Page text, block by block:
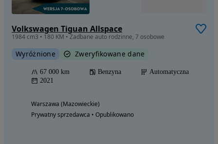
Volkswagen Tiguan Allspace
1984 cm3 • 180 KM • Zadbane auto rodzinne, 7 osobowe
Wyróżnione Zweryfikowane dane
67 000 km Benzyna
Automatyczna
2021
Warszawa (Mazowieckie)
Prywatny sprzedawca • Opublikowano